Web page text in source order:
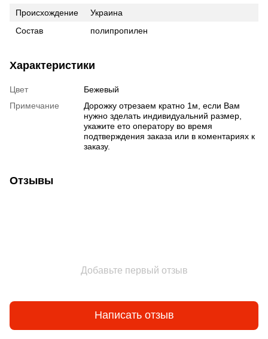
Происхождение
Украина
Состав
полипропилен
Характеристики
Цвет
Бежевый
Примечание
Дорожку отрезаем кратно 1м, если Вам
нужно зделать индивидуальний размер,
укажите ето оператору во время
подтверждения заказа или в коментариях к
заказу.
Отзывы
Добавьте первый отзыв
Написать отзыв